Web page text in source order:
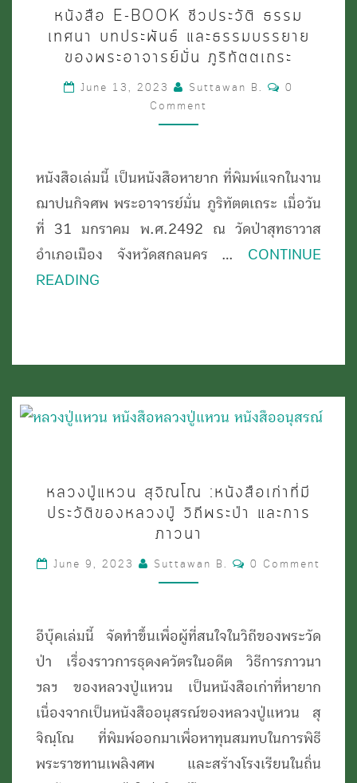
พ.ศ.2526
BOOK
ชีวประวัติ
ธรรม
เทศนา
ประพันธ์
และ
ธรรม
บรรยาย
ริ
เถระ
หนังสือ E-BOOK ชีวประวัติ ธรรม
เทศนา บทประพันธ์ และธรรมบรรยาย
ของพระอาจารย์มั่น ภูริทัตตเถระ
June 13, 2023 Suttawan B. Comments
0
Comment
หนังสือเล่มนี้ เป็นหนังสือหายาก ที่พิมพ์แจกในงาน
ฌาปนกิจศพ พระอาจารย์มั่น ภูริทัตตเถระ เมื่อวัน
ที่ 31 มกราคม พ.ศ.2492 ณ วัดป่าสุทธาวาส
อำเภอเมือง จังหวัดสกลนคร … CONTINUE
READING
ปู่
แหวน
จิณโณ
เก่า
ที่
ประวัติ
ของ
หลวง
หลวงปู่แหวน สุจิณโณ :หนังสือเก่าที่มี
ประวัติของหลวงปู่ วิถีพระป่า และการ
ภาวนา
June 9, 2023 Suttawan B. Comments
0 Comment
อีบุ๊คเล่มนี้ จัดทำขึ้นเพื่อผู้ที่สนใจในวิถีของพระวัด
ป่า เรื่องราวการธุดงควัตรในอดีต วิธีการภาวนา
ฯลฯ ของหลวงปู่แหวน เป็นหนังสือเก่าที่หายาก
เนื่องจากเป็นหนังสืออนุสรณ์ของหลวงปู่แหวน สุ
จิณฺโณ ที่พิมพ์ออกมาเพื่อหาทุนสมทบในการพิธี
พระราชทานเพลิงศพ และสร้างโรงเรียนในถิ่น